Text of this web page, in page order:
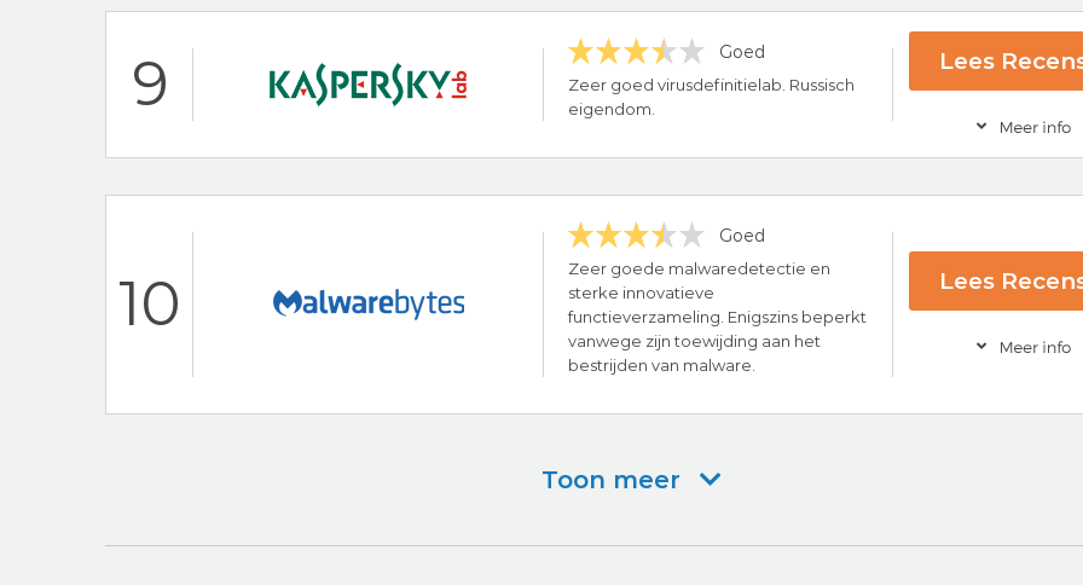
24/7 klantenservice
Populaire antivirus provider
Bezoek nu
9 Goed
Zeer goed virusdefinitielab. Russisch
eigendom.
Lees
30 dagen-geld-terug-garantie
Kaspersky Beoordeling
Bezoek nu
10
Goed
Zeer goede malwaredetectie en
sterke innovatieve
functieverzameling. Enigszins beperkt
vanwege zijn toewijding aan het
bestrijden van malware.
Lees
AV-Test Certified
Toon meer